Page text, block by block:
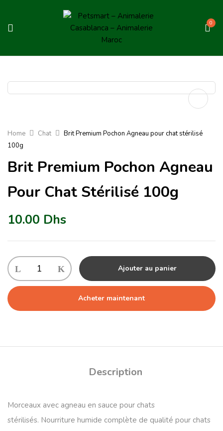
0
Home Chat
Brit Premium Pochon Agneau pour chat stérilisé
100g
Brit Premium Pochon Agneau
Pour Chat Stérilisé 100g
10.00 Dhs
Ajouter au panier
Acheter maintenant
Description
Morceaux avec agneau en sauce pour chats
stérilisés. Nourriture humide complète de qualité pour chats